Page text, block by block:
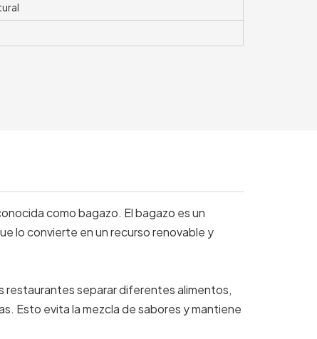
como bagazo. El bagazo es un
lo convierte en un recurso renovable y
restaurantes separar diferentes alimentos,
Esto evita la mezcla de sabores y mantiene